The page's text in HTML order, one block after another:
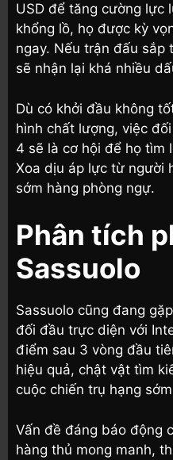
USD để tăng cường lực
khổng lồ, họ được kỳ
ngay. Nếu trận đấu sắp
sẽ nhận lại khá nhiều
Dù có khởi đầu không
hình chất lượng, việc
4 sẽ là cơ hội để họ tìm
Xoa dịu áp lực từ người
sớm hàng phòng ngự.
Phân tích
Sassuolo
Sassuolo cũng đang
đối đầu trực diện với
điểm sau 3 vòng đầu
hiệu quả, chật vật tìm
cuộc chiến trụ hạng
Vấn đề đáng báo động
hàng thủ mong manh,